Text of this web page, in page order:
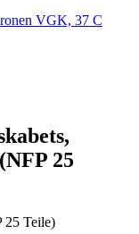
VGK, 37 C
25
25 Teile)